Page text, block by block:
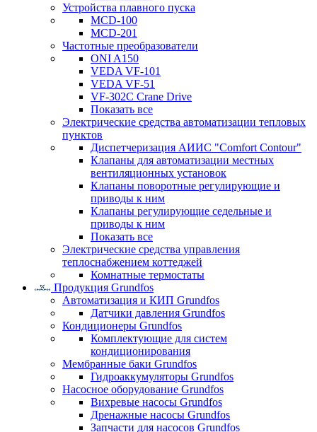
Устройства плавного пуска
MCD-100
MCD-201
Частотные преобразователи
ONI A150
VEDA VF-101
VEDA VF-51
VF-302C Crane Drive
Показать все
Электрические средства автоматизации тепловых
пунктов
Диспетчеризация АИИС "Comfort Contour"
Клапаны для автоматизации местных
вентиляционных установок
Клапаны поворотные регулирующие и
приводы к ним
Клапаны регулирующие седельные и
приводы к ним
Показать все
Электрические средства управления
теплоснабжением коттеджей
Комнатные термостаты
Продукция Grundfos
Автоматизация и КИП Grundfos
Датчики давления Grundfos
Кондиционеры Grundfos
Комплектующие для систем
кондиционирования
Мембранные баки Grundfos
Гидроаккумуляторы Grundfos
Насосное оборудование Grundfos
Вихревые насосы Grundfos
Дренажные насосы Grundfos
Запчасти для насосов Grundfos